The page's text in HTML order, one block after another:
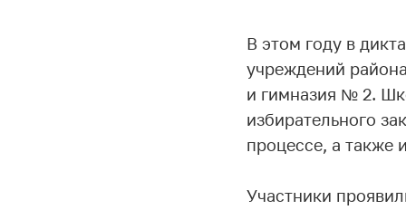
В этом году в
учреждений
и гимназия № 2.
избирательного
процессе, а также
Участники